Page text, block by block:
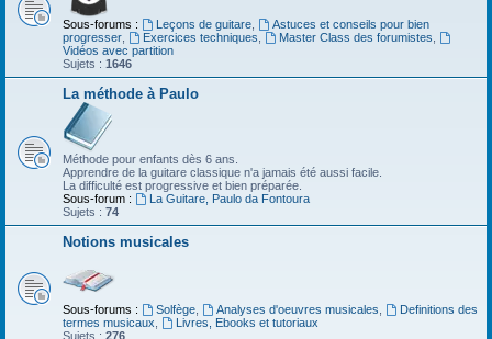
Sous-forums : Leçons de guitare,
Astuces et conseils pour bien
progresser
Exercices techniques Master Class des forumistes
Vidéos avec partition
Sujets : 1646
La méthode à Paulo
Méthode pour enfants dès 6 ans.
Apprendre de la guitare classique n'a jamais été aussi facile.
La difficulté est progressive et bien préparée.
Sous-forum :
La Guitare, Paulo da Fontoura
Sujets : 74
Notions musicales
Sous-forums : Solfège, Analyses d'oeuvres musicales
Definitions des
termes musicaux
Livres, Ebooks et tutoriaux
Sujets : 276